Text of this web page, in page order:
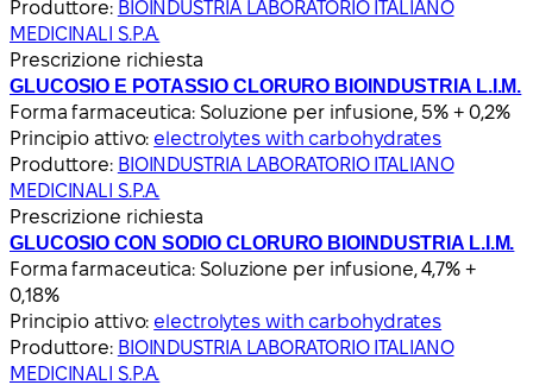
Produttore: BIOINDUSTRIA LABORATORIO ITALIANO
MEDICINALI S.P.A.
Prescrizione richiesta
GLUCOSIO E POTASSIO CLORURO BIOINDUSTRIA L.I.M.
Forma farmaceutica: Soluzione per infusione, 5% + 0,2%
Principio attivo: electrolytes with carbohydrates
Produttore: BIOINDUSTRIA LABORATORIO ITALIANO
MEDICINALI S.P.A.
Prescrizione richiesta
GLUCOSIO CON SODIO CLORURO BIOINDUSTRIA L.I.M.
Forma farmaceutica: Soluzione per infusione, 4,7% +
0,18%
Principio attivo: electrolytes with carbohydrates
Produttore: BIOINDUSTRIA LABORATORIO ITALIANO
MEDICINALI S.P.A.